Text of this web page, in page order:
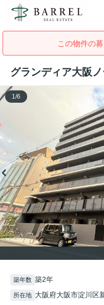
この物件の
グランディア大阪
1/6
築年数 築2年
所在地 大阪府大阪市淀川区